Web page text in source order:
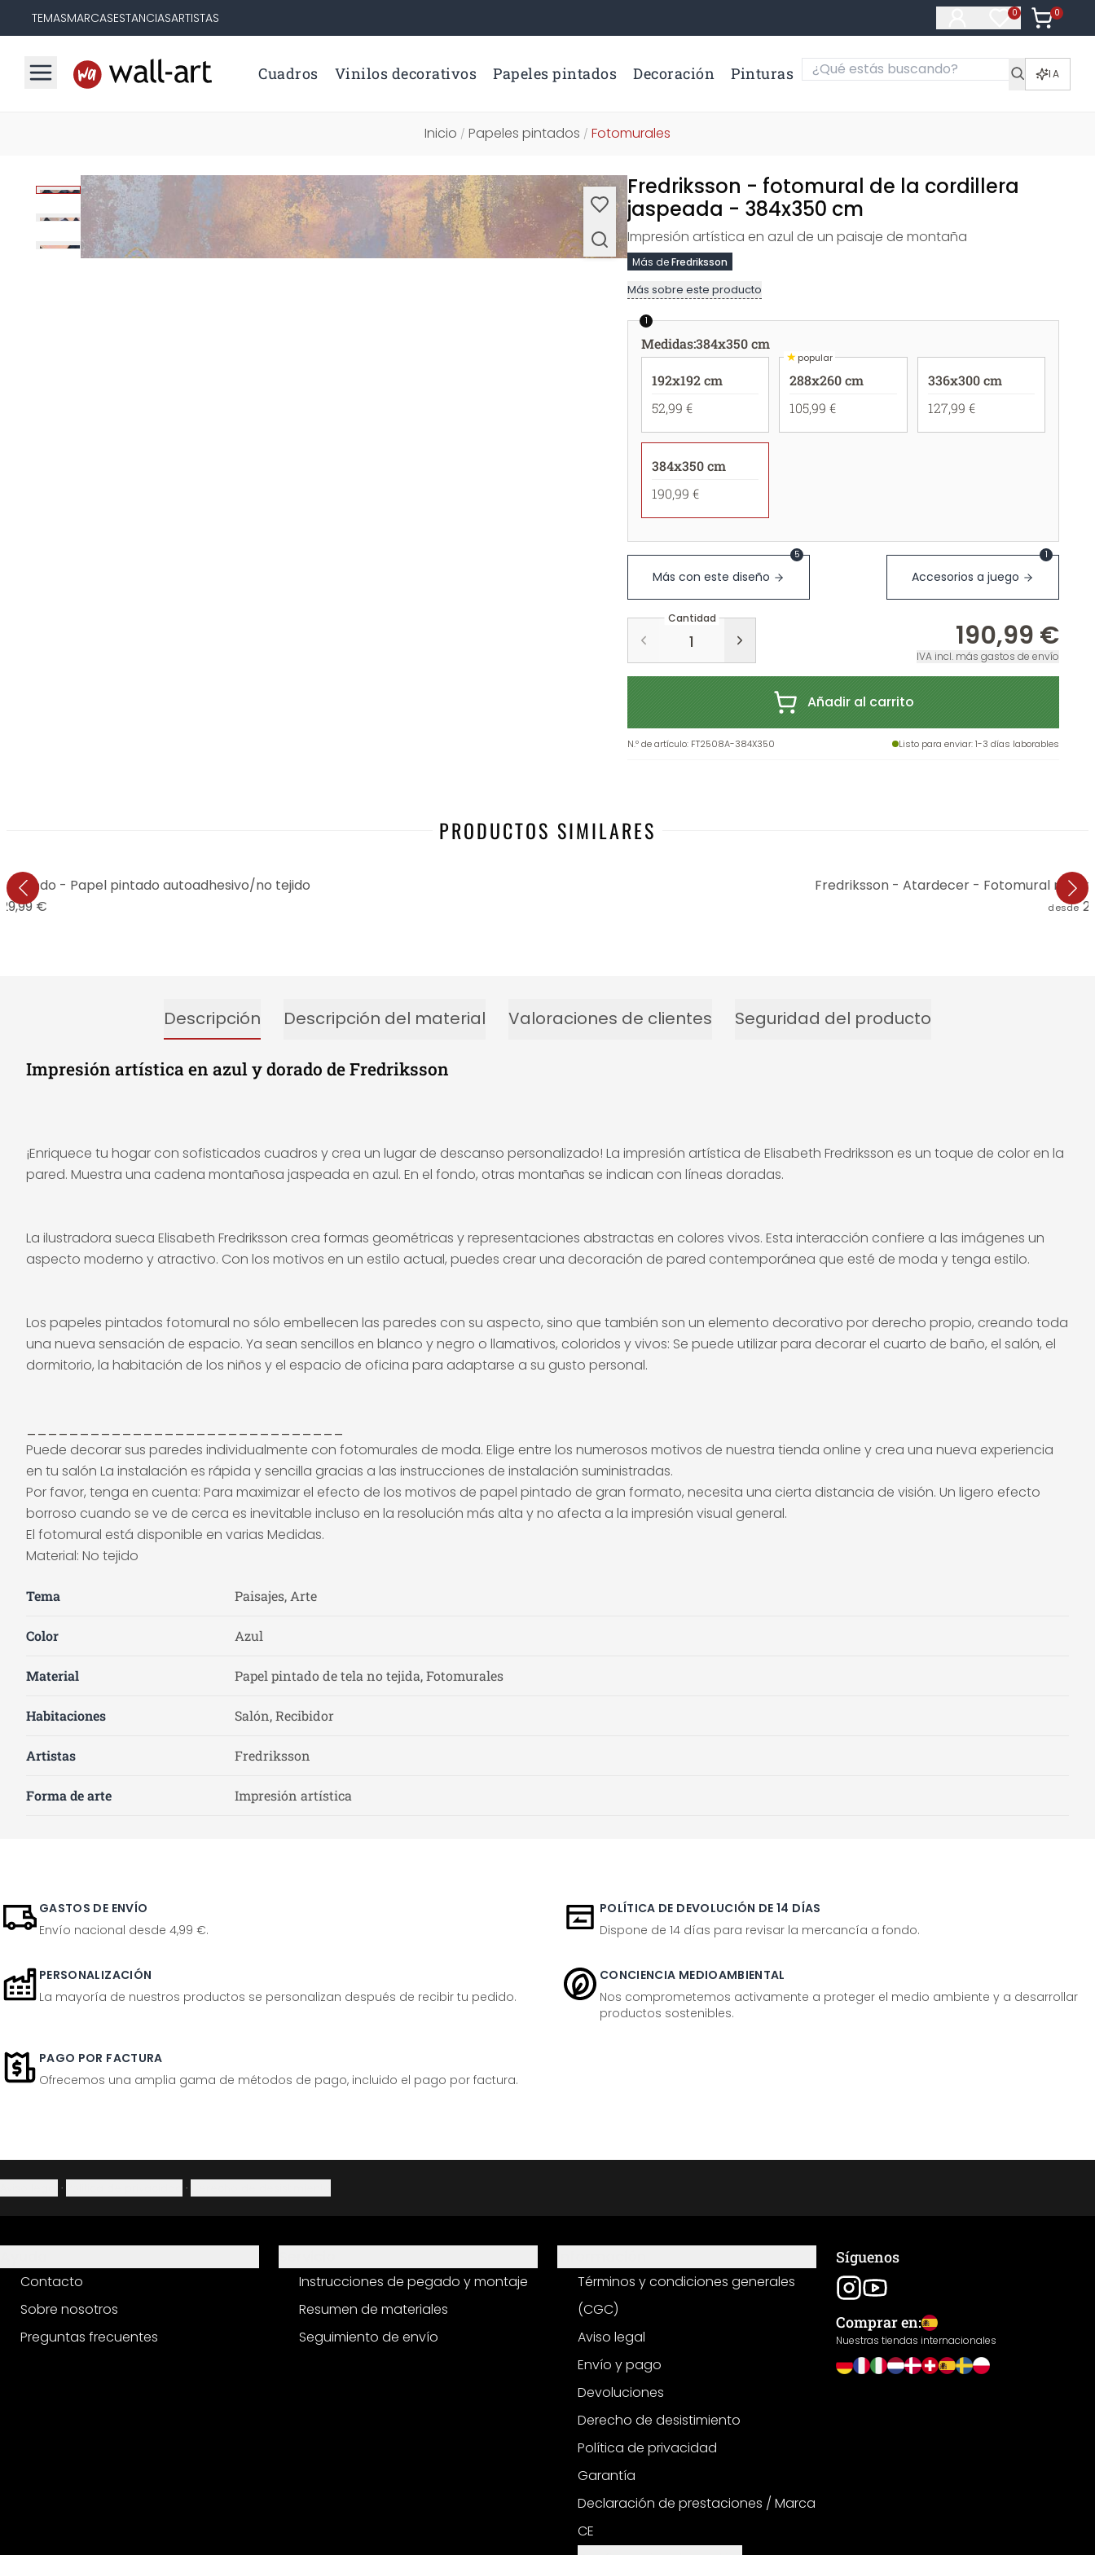
TEMASMARCASESTANCIASARTISTAS 0
Artículos en
0
Artículos
Cuadros Vinilos decorativos Papeles pintados Decoración Pinturas IA
Inicio / Papeles pintados / Fotomurales
Fredriksson - fotomural de la cordillera
jaspeada - 384x350 cm
Impresión artística en azul de un paisaje de montaña
Más deFredriksson
Más sobre este producto
1
Medidas:384x350 cm
192x192 cm
52,99 €
★popular
288x260 cm
105,99 €
336x300 cm
127,99 €
384x350 cm
190,99 €
Más con este diseño
5
Accesorios a juego
1
Cantidad
190,99 €
IVA incl. más gastos de envío
Añadir al carrito
N.º de artículo: FT2508A-384X350 Listo para enviar: 1-3 días laborables
PRODUCTOS SIMILARES
- Papel pintado autoadhesivo/no tejido
29,99 €
Fredriksson - Atardecer - Fotomural
desde
Descripción Descripción del material Valoraciones de clientes Seguridad del producto
Impresión artística en azul y dorado de Fredriksson
¡Enriquece tu hogar con sofisticados cuadros y crea un lugar de descanso personalizado! La impresión artística de Elisabeth Fredriksson es un toque de color en la
pared. Muestra una cadena montañosa jaspeada en azul. En el fondo, otras montañas se indican con líneas doradas.
La ilustradora sueca Elisabeth Fredriksson crea formas geométricas y representaciones abstractas en colores vivos. Esta interacción confiere a las imágenes un
aspecto moderno y atractivo. Con los motivos en un estilo actual, puedes crear una decoración de pared contemporánea que esté de moda y tenga estilo.
Los papeles pintados fotomural no sólo embellecen las paredes con su aspecto, sino que también son un elemento decorativo por derecho propio, creando toda
una nueva sensación de espacio. Ya sean sencillos en blanco y negro o llamativos, coloridos y vivos: Se puede utilizar para decorar el cuarto de baño, el salón, el
dormitorio, la habitación de los niños y el espacio de oficina para adaptarse a su gusto personal.
Puede decorar sus paredes individualmente con fotomurales de moda. Elige entre los numerosos motivos de nuestra tienda online y crea una nueva experiencia
en tu salón La instalación es rápida y sencilla gracias a las instrucciones de instalación suministradas.
Por favor, tenga en cuenta: Para maximizar el efecto de los motivos de papel pintado de gran formato, necesita una cierta distancia de visión. Un ligero efecto
borroso cuando se ve de cerca es inevitable incluso en la resolución más alta y no afecta a la impresión visual general.
El fotomural está disponible en varias Medidas.
Material: No tejido
Tema Paisajes, Arte
Color Azul
Material Papel pintado de tela no tejida, Fotomurales
Habitaciones Salón, Recibidor
Artistas Fredriksson
Forma de arte Impresión artística
GASTOS DE ENVÍO
Envío nacional desde 4,99 €.
POLÍTICA DE DEVOLUCIÓN DE 14 DÍAS
Dispone de 14 días para revisar la mercancía a fondo.
PERSONALIZACIÓN
La mayoría de nuestros productos se personalizan después de recibir tu pedido.
CONCIENCIA MEDIOAMBIENTAL
Nos comprometemos activamente a proteger el medio ambiente y a desarrollar
productos sostenibles.
PAGO POR FACTURA
Ofrecemos una amplia gama de métodos de pago, incluido el pago por factura.
· ·
Contacto
Sobre nosotros
Preguntas frecuentes
Instrucciones de pegado y montaje
Resumen de materiales
Seguimiento de envío
Términos y condiciones generales
(CGC)
Aviso legal
Envío y pago
Devoluciones
Derecho de desistimiento
Política de privacidad
Garantía
Declaración de prestaciones / Marca
CE
Síguenos
Comprar en:
Nuestras tiendas internacionales